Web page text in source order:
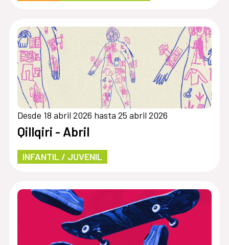
Desde 18 abril 2026 hasta 25 abril 2026
Qillqiri - Abril
INFANTIL / JUVENIL